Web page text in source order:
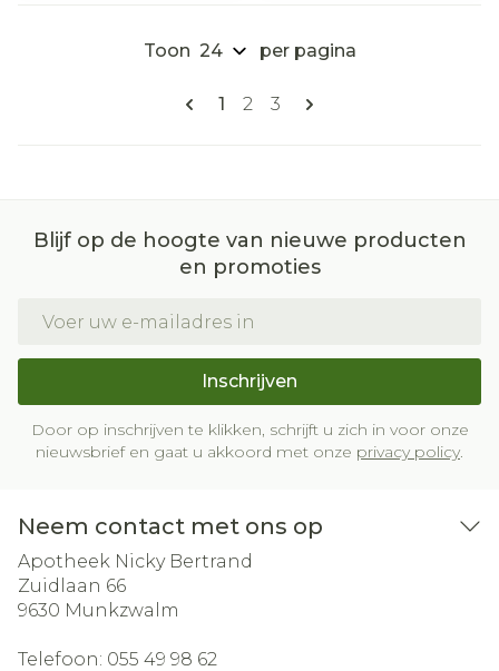
Pagina's
U lees momenteel pagina
1 Pagina
2 Pagina
3
Toon per pagina
Blijf op de hoogte van nieuwe producten
en promoties
Inschrijven
Door op inschrijven te klikken, schrijft u zich in voor onze
nieuwsbrief en gaat u akkoord met onze privacy policy.
Neem contact met ons op
Apotheek Nicky Bertrand
Zuidlaan 66
9630 Munkzwalm
Telefoon: 055 49 98 62